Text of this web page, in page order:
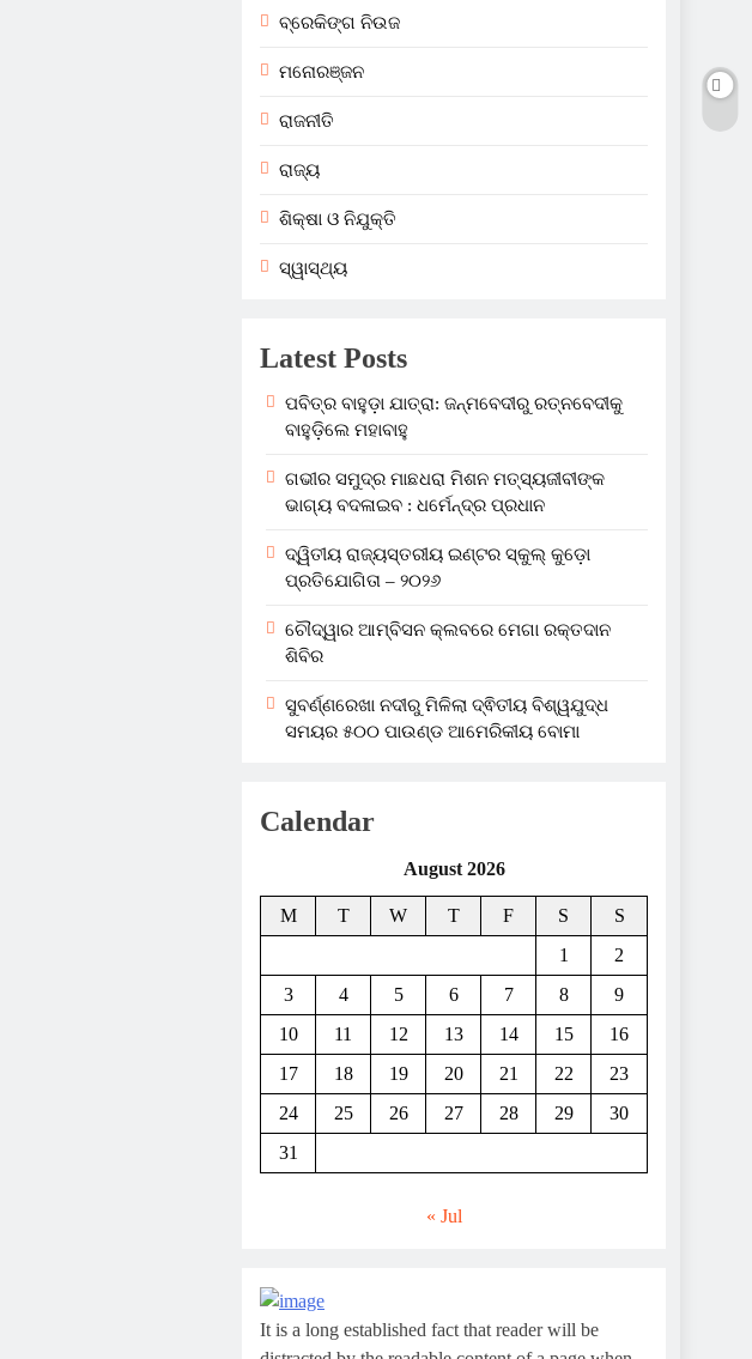
ବ୍ରେକିଙ୍ଗ ନିଉଜ
ମନୋରଞ୍ଜନ
ରାଜନୀତି
ରାଜ୍ୟ
ଶିକ୍ଷା ଓ ନିଯୁକ୍ତି
ସ୍ୱାସ୍ଥ୍ୟ
Latest Posts
ପବିତ୍ର ବାହୁଡ଼ା ଯାତ୍ରା: ଜନ୍ମବେଦୀରୁ ରତ୍ନବେଦୀକୁ
ବାହୁଡ଼ିଲେ ମହାବାହୁ
ଗଭୀର ସମୁଦ୍ର ମାଛଧରା ମିଶନ ମତ୍ସ୍ୟଜୀବୀଙ୍କ
ଭାଗ୍ୟ ବଦଳାଇବ : ଧର୍ମେନ୍ଦ୍ର ପ୍ରଧାନ
ଦ୍ୱିତୀୟ ରାଜ୍ୟସ୍ତରୀୟ ଇଣ୍ଟର ସ୍କୁଲ୍ କୁଡ଼ୋ
ପ୍ରତିଯୋଗିତା – ୨୦୨୬
ଚୌଦ୍ୱାର ଆମ୍ବିସନ କ୍ଲବରେ ମେଗା ରକ୍ତଦାନ
ଶିବିର
ସୁବର୍ଣ୍ଣରେଖା ନଦୀରୁ ମିଳିଲା ଦ୍ଵିତୀୟ ବିଶ୍ୱଯୁଦ୍ଧ
ସମୟର ୫୦୦ ପାଉଣ୍ଡ ଆମେରିକୀୟ ବୋମା
Calendar
August 2026
M T W T F S
S
1
2
3
4 5 6 7 8
9
10
11 12 13 14 15
16
17
18 19 20 21 22
23
24
25 26 27 28 29
30
31
« Jul
It is a long established fact that reader will be